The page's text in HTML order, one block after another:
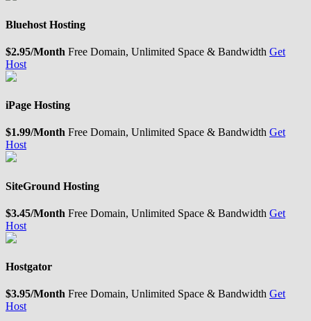
Bluehost Hosting
$2.95/Month Free Domain, Unlimited Space & Bandwidth Get
Host
iPage Hosting
$1.99/Month Free Domain, Unlimited Space & Bandwidth Get
Host
SiteGround Hosting
$3.45/Month Free Domain, Unlimited Space & Bandwidth Get
Host
Hostgator
$3.95/Month Free Domain, Unlimited Space & Bandwidth Get
Host